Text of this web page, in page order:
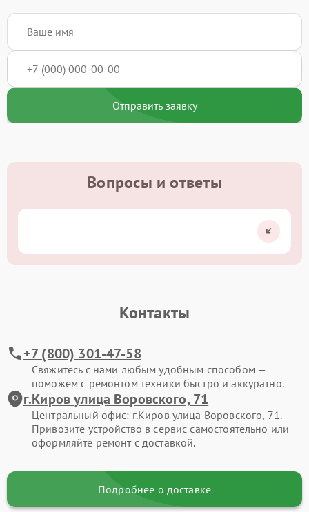
Отправить заявку
Вопросы и ответы
Контакты
+7 (800) 301-47-58
Свяжитесь с нами любым удобным способом —
поможем с ремонтом техники быстро и аккуратно.
г.Киров улица Воровского, 71
Центральный офис: г.Киров улица Воровского, 71.
Привозите устройство в сервис самостоятельно или
оформляйте ремонт с доставкой.
Подробнее о доставке